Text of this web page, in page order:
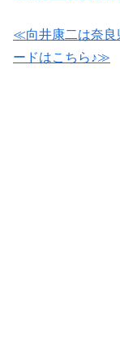
≪向井康二は奈良
ードはこちら♪≫